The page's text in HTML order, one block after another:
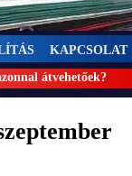
átvehetőek?
KAPCSOLAT